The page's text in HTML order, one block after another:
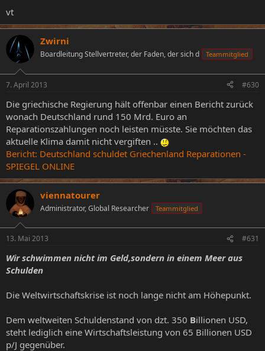
vt
Zwirni
Boardleitung Stellvertreter, der Faden, der sich d Teammitglied
7. April 2013 #630
Die griechische Regierung hält offenbar einen Bericht zurück
wonach Deutschland rund 150 Mrd. Euro an
Reparationszahlungen noch leisten müsste. Sie möchten das
aktuelle Klima damit nicht vergiften ..
Bericht: Deutschland schuldet Griechenland Reparationen -
SPIEGEL ONLINE
viennatourer
Administrator, Global Researcher Teammitglied
13. Mai 2013 #631
Wir schwimmen nicht im Geld,sondern in einem Meer aus
Schulden
Die Weltwirtschaftskrise ist noch lange nicht am Höhepunkt.
Dem weltweiten Schuldenstand von dzt. 350 Billionen USD,
steht lediglich eine Wirtschaftsleistung von 65 Billionen USD
p/J gegenüber.